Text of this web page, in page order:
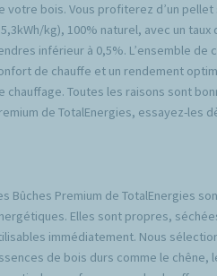
votre bois. Vous profiterez d’un pellet
kg), 100% naturel, avec un
inférieur à 0,5%. L’ensemble de
de chauffe et un rendement
chauffage. Toutes les raisons sont
de TotalEnergies, essayez-les
Bûches Premium de TotalEnergies
Elles sont propres,
immédiatement. Nous
de bois durs comme le chêne,